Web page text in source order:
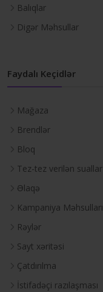
Balıqlar
Digər Məhsullar
Faydalı Keçidlər
Mağaza
Brendlər
Bloq
Tez-tez verilən suallar
Əlaqə
Kampaniya Məhsulları
Rəylər
Sayt xəritəsi
Çatdırılma
İstifadəçi razılaşması